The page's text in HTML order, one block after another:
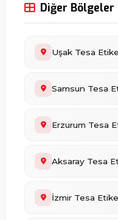
Diğer Bölgeler
Uşak Tesa
Samsun Tesa
Erzurum Tesa
Aksaray Tesa
İzmir Tesa